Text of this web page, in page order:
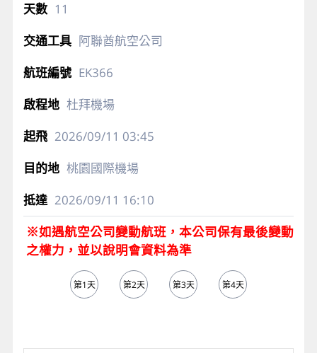
11
阿聯酋航空公司
EK366
杜拜機場
2026/09/11 03:45
桃園國際機場
2026/09/11 16:10
※如遇航空公司變動航班，本公司保有最後變動
之權力，並以說明會資料為準
第1天 第2天 第3天 第4天